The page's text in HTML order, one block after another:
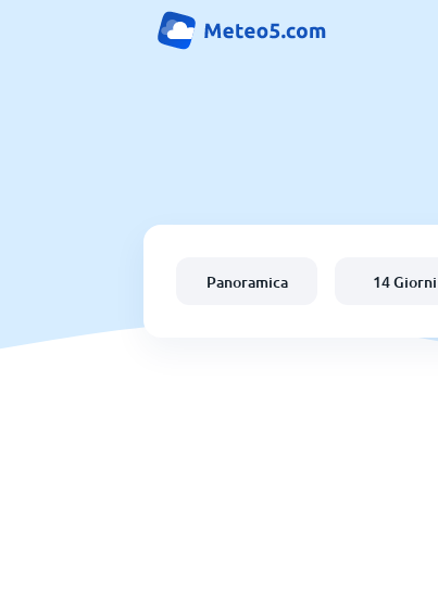
Panoramica 14 Giorni